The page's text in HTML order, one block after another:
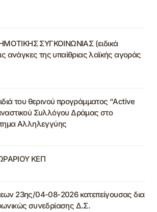
ΣΥΓΚΟΙΝΩΝΙΑΣ (ειδικά
ανάγκες της υπαίθριας λαϊκής αγοράς
του θερινού προγράμματος “Active
Συλλόγου Δράμας στο
Αλληλεγγύης
ΚΕΠ
23ης/04-08-2026 κατεπείγουσας δια
συνεδρίασης Δ.Σ.